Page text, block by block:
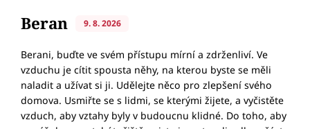
Beran 9. 8. 2026
Berani, buďte ve svém přístupu mírní a zdrženliví. Ve
vzduchu je cítit spousta něhy, na kterou byste se měli
naladit a užívat si ji. Udělejte něco pro zlepšení svého
domova. Usmiřte se s lidmi, se kterými žijete, a vyčistěte
vzduch, aby vztahy byly v budoucnu klidné. Do toho, aby